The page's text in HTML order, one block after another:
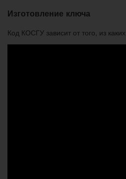
Изготовление ключа
Код КОСГУ зависит от того, из